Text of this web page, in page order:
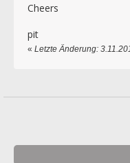
Cheers
pit
« Letzte Änderung: